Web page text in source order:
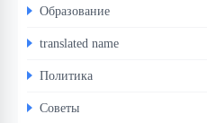
Образование
translated name
Политика
Советы